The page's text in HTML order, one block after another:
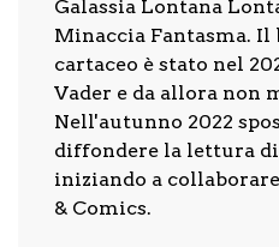
Galassia Lontana
Minaccia Fantasma.
cartaceo è stato nel
Vader e da allora non
Nell'autunno 2022
diffondere la lettura
iniziando a
& Comics.